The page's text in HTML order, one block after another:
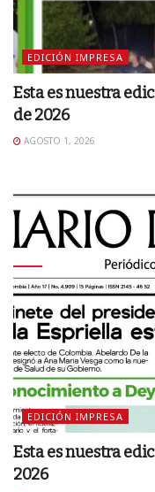
EDICIÓN IMPRESA
Esta es nuestra
de 2026
AGOSTO 1, 2026
EDICIÓN IMPRESA
Esta es nuestra
2026